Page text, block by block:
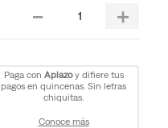
＋
－
Paga con Aplazoy difiere tus
pagos en quincenas. Sin letras
chiquitas.
Conoce más